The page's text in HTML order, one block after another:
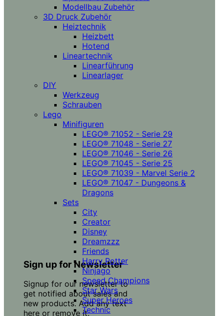
Sign up for Newsletter
Signup for our newsletter to
get notified about sales and
new products. Add any text
here or remove it.
Modellbau Zubehör
3D Druck Zubehör
Heiztechnik
Heizbett
Hotend
Lineartechnik
Linearführung
Linearlager
DIY
Werkzeug
Schrauben
Lego
Minifiguren
LEGO® 71052 - Serie 29
LEGO® 71048 - Serie 27
LEGO® 71046 - Serie 26
LEGO® 71045 - Serie 25
LEGO® 71039 - Marvel Serie 2
LEGO® 71047 - Dungeons &
Dragons
Sets
City
Creator
Disney
Dreamzzz
Friends
Harry Potter
Ninjago
Speed Champions
Star Wars
Super Heroes
Technic